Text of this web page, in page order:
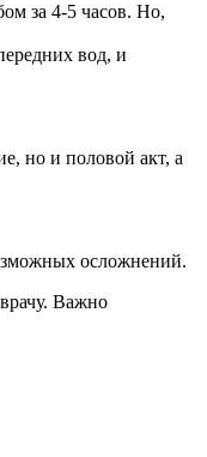
за 4-5 часов. Но,
вод, и
но и половой акт, а
осложнений.
Важно